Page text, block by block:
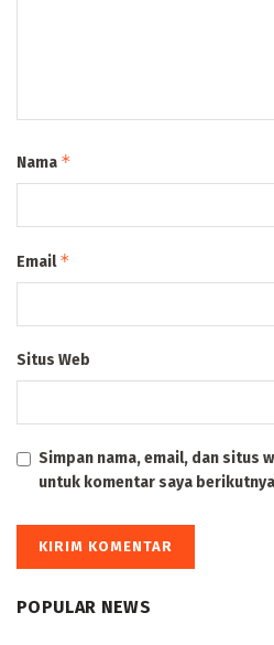
Nama *
Email*
Situs Web
Simpan nama, email, dan situs
untuk komentar saya
POPULAR NEWS